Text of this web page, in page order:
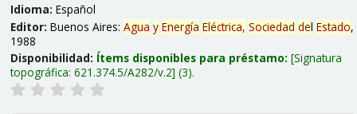
Idioma: Español
Editor: Buenos Aires: Agua y Energía Eléctrica, Sociedad del Estado,
1988
Disponibilidad: Ítems disponibles para préstamo: Signatura
topográfica: 621.374.5/A282/v.2 (3).